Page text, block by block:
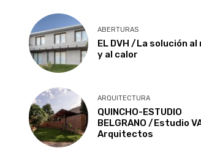
ABERTURAS
EL DVH /La solución al
y al calor
ARQUITECTURA
QUINCHO-ESTUDIO
BELGRANO /Estudio
Arquitectos